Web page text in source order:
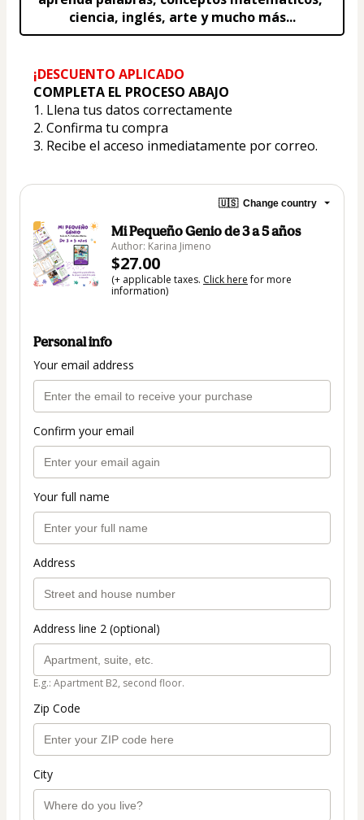
ciencia, inglés, arte y mucho más...
¡DESCUENTO APLICADO
COMPLETA EL PROCESO ABAJO
1. Llena tus datos correctamente
2. Confirma tu compra
3. Recibe el acceso inmediatamente por correo.
🇺🇸 Change country
Mi Pequeño Genio de 3 a 5 años
Author: Karina Jimeno
$27.00
(+ applicable taxes. Click herefor more
information)
Personal info
Your email address
Confirm your email
Your full name
Address
Address line 2 (optional)
E.g.: Apartment B2, second floor.
Zip Code
City